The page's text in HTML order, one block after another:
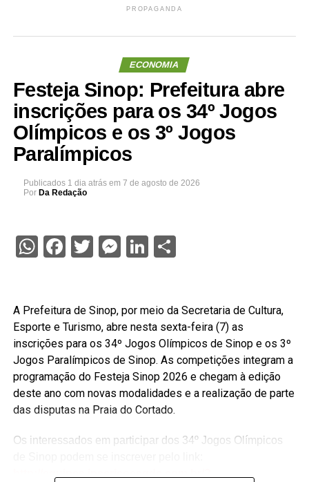
PROPAGANDA
ECONOMIA
Festeja Sinop: Prefeitura abre
inscrições para os 34º Jogos
Olímpicos e os 3º Jogos
Paralímpicos
Publicados 1 dia atrás em 7 de agosto de 2026
Por Da Redação
WhatsApp
Facebook
Twitter
Messenger
LinkedIn
Share
A Prefeitura de Sinop, por meio da Secretaria de Cultura,
Esporte e Turismo, abre nesta sexta-feira (7) as
inscrições para os 34º Jogos Olímpicos de Sinop e os 3º
Jogos Paralímpicos de Sinop. As competições integram a
programação do Festeja Sinop 2026 e chegam à edição
deste ano com novas modalidades e a realização de parte
das disputas na Praia do Cortado.
Os interessados em participar dos 34º Jogos Olímpicos